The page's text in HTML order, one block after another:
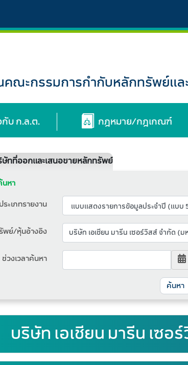
คณะกรรมการกำกับหลักทรัพย์แ
กับ ก.ล.ต. กฎหมาย/กฎเกณฑ์
ทที่ออกและเสนอขายหลักทรัพย์
นหา
ประเภทรายงาน
ย์/หุ้นอ้างอิง
ช่วงเวลาค้นหา
บริษัท เอเชียน มารีน เซอ